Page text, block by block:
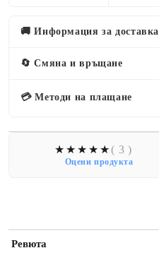
🚚 Информация за доставка
🔄 Смяна и връщане
💳 Методи на плащане
( 3 )
Оцени продукта
Ревюта